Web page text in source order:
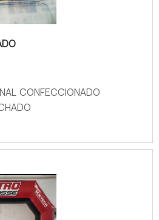
CONFECCIONADO